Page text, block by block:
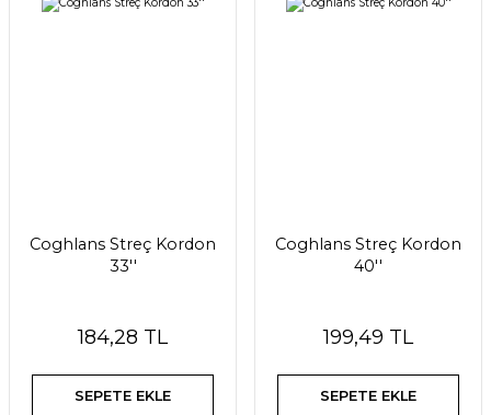
Coghlans Streç Kordon
33''
184,28 TL
SEPETE EKLE
Coghlans Streç Kordon
40''
199,49 TL
SEPETE EKLE